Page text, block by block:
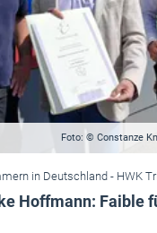
Foto: © Constanze
in Deutschland - HWK
Hoffmann: Faible